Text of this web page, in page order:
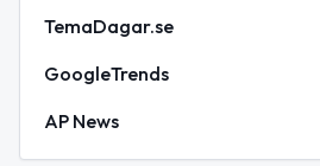
TemaDagar.se
GoogleTrends
AP News